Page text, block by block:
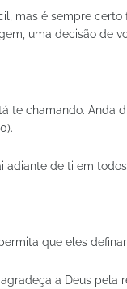
mas é sempre
uma decisão de
te chamando. Anda
adiante de ti em todos
que eles
a Deus pela